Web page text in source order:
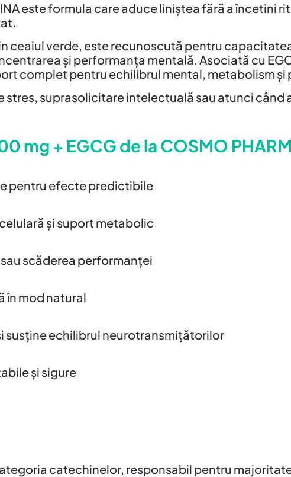
este formula care aduce liniștea fără a încetini
ceaiul verde, este recunoscută pentru
și performanța mentală. Asociată cu
complet pentru echilibrul mental, metabolism
stres, suprasolicitare intelectuală sau atunci când
mg + EGCG de la COSMO
pentru efecte predictibile
și suport metabolic
scăderea performanței
în mod natural
susține echilibrul neurotransmițătorilor
și sigure
catechinelor, responsabil pentru